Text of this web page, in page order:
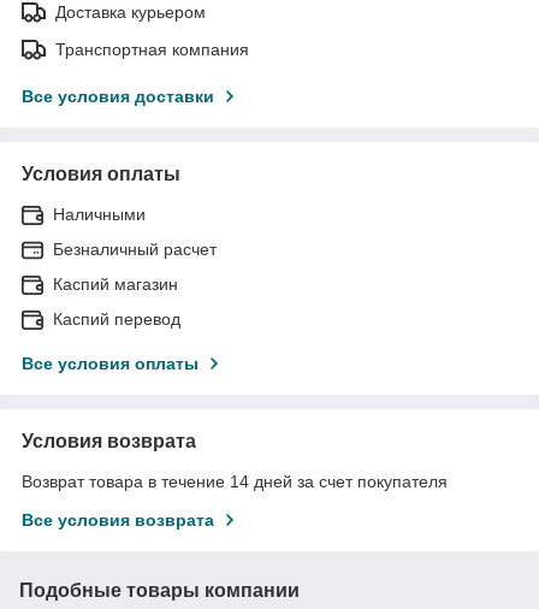
Доставка курьером
Транспортная компания
Все условия доставки
Условия оплаты
Наличными
Безналичный расчет
Каспий магазин
Каспий перевод
Все условия оплаты
Условия возврата
Возврат товара в течение 14 дней за счет покупателя
Все условия возврата
Подобные товары компании